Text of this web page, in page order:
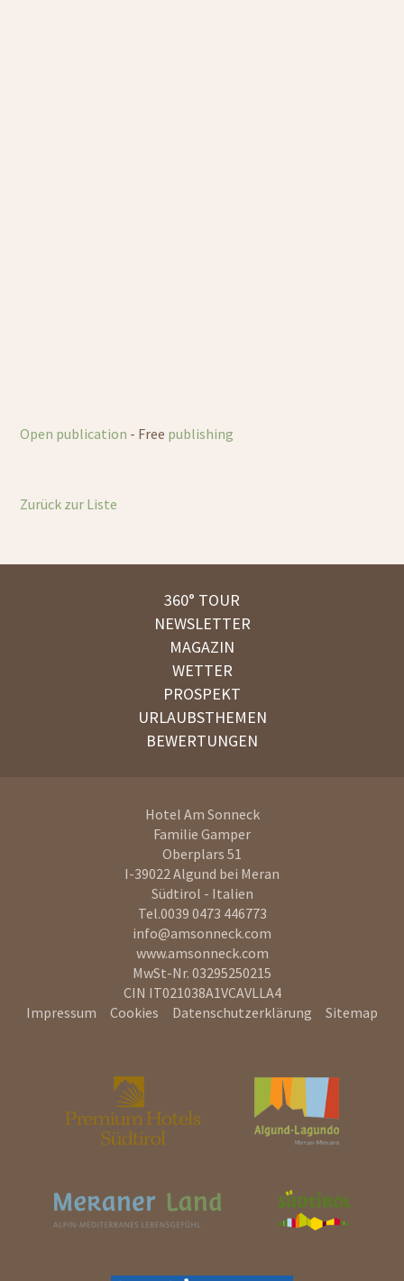
Open publication - Free publishing
Zurück zur Liste
360° TOUR
NEWSLETTER
MAGAZIN
WETTER
PROSPEKT
URLAUBSTHEMEN
BEWERTUNGEN
Hotel Am Sonneck
Familie Gamper
Oberplars 51
I-39022Algund bei Meran
Südtirol - Italien
Tel.0039 0473 446773
info@amsonneck.com
www.amsonneck.com
MwSt-Nr. 03295250215
CIN IT021038A1VCAVLLA4
Impressum
Cookies Datenschutzerklärung Sitemap